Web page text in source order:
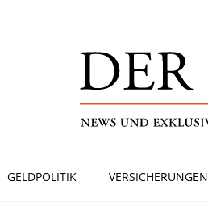
GELDPOLITIK VERSICHERUNGEN